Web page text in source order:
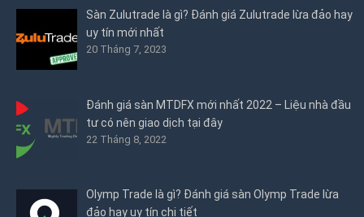
Sàn Zulutrade là gì? Đánh giá Zulutrade lừa đảo hay
uy tín mới nhất
20 Tháng 7, 2023
Đánh giá sàn MTDFX mới nhất 2022 – Liệu nhà đầu
tư có nên giao dịch tại đây
22 Tháng 8, 2022
Olymp Trade là gì? Đánh giá sàn Olymp Trade lừa
đảo hay uy tín chi tiết